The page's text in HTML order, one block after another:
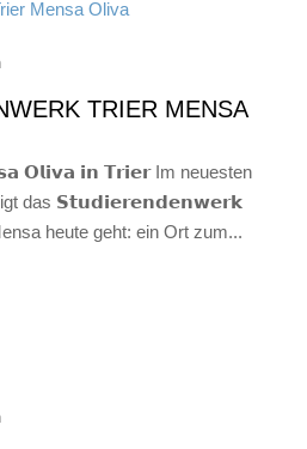
TRIER MENSA
𝗢𝗹𝗶𝘃𝗮 𝗶𝗻 𝗧𝗿𝗶𝗲𝗿 Im neuesten
das 𝗦𝘁𝘂𝗱𝗶𝗲𝗿𝗲𝗻𝗱𝗲𝗻𝘄𝗲𝗿𝗸
heute geht: ein Ort zum...